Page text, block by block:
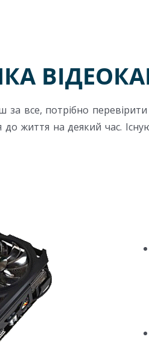
все, потрібно
до життя на деякий час.